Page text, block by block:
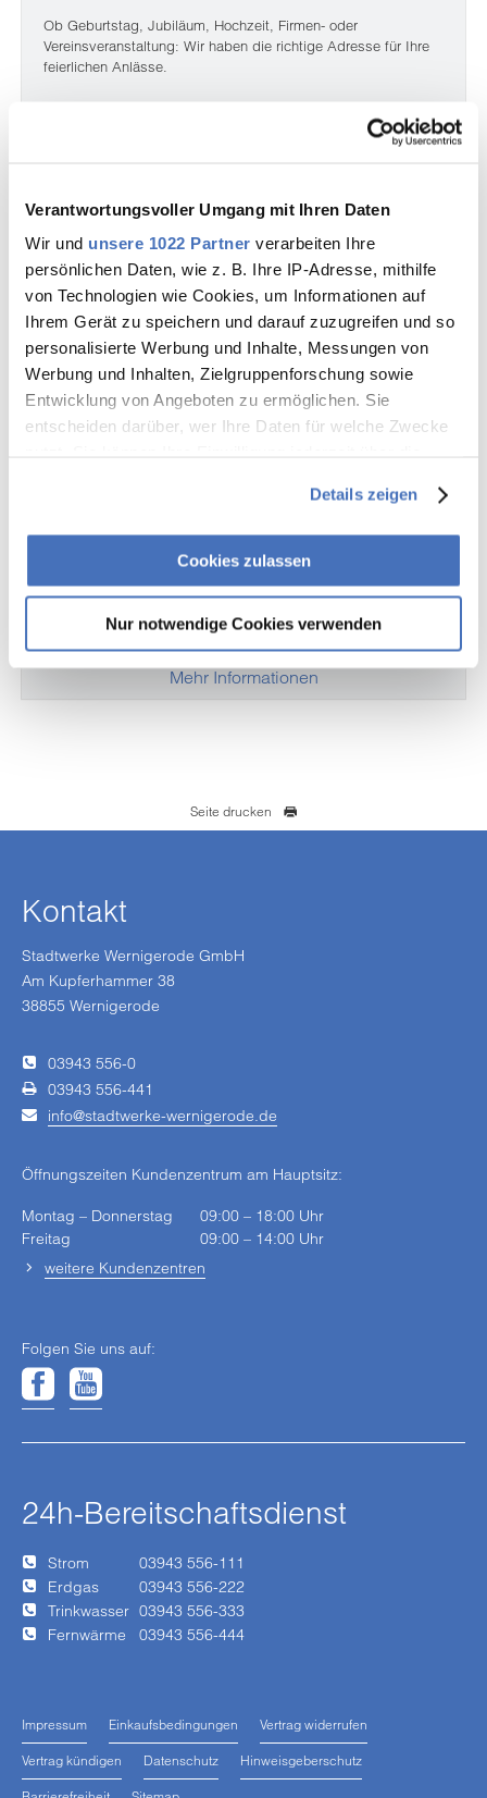
Verantwortungsvoller Umgang mit Ihren Daten
Wir und unsere 1022 Partner verarbeiten Ihre
persönlichen Daten, wie z. B. Ihre IP-Adresse, mithilfe
von Technologien wie Cookies, um Informationen auf
Ihrem Gerät zu speichern und darauf zuzugreifen und so
personalisierte Werbung und Inhalte, Messungen von
Werbung und Inhalten, Zielgruppenforschung sowie
Entwicklung von Angeboten zu ermöglichen. Sie
entscheiden darüber, wer Ihre Daten für welche Zwecke
Trigger Symbol ändern oder widerrufen
Wenn Sie es erlauben, würden wir auch gerne:
Informationen über Ihre geografische Lage erfassen,
Ihr Gerät durch aktives Scannen nach bestimmten
Merkmalen (Fingerprinting) identifizieren
Details zeigen
Cookies zulassen
Nur notwendige Cookies verwenden
Ob Geburtstag, Jubiläum, Hochzeit, Firmen- oder
Vereinsveranstaltung: Wir haben die richtige Adresse für Ihre
feierlichen Anlässe.
Mehr Informationen
Mietwohnungen
In den oberen Etagen des Fachwerkhauses in der Breiten
Mehr Informationen
Seite drucken
Kontakt
Stadtwerke Wernigerode GmbH
Am Kupferhammer 38
38855 Wernigerode
03943 556-0
03943 556-441
info
stadtwerke-wernigerode de
Öffnungszeiten Kundenzentrum am Hauptsitz:
Montag – Donnerstag
09:00 – 18:00 Uhr
Freitag
09:00 – 14:00 Uhr
weitere Kundenzentren
Folgen Sie uns auf:
24h-Bereitschaftsdienst
Strom
03943 556-111
Erdgas
03943 556-222
Trinkwasser 03943 556-333
Fernwärme
03943 556-444
Impressum Einkaufsbedingungen Vertrag widerrufen
Vertrag kündigen Datenschutz Hinweisgeberschutz